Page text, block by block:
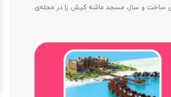
ساخت و ساز، مسجد ماشه کیش را در محله‌ی